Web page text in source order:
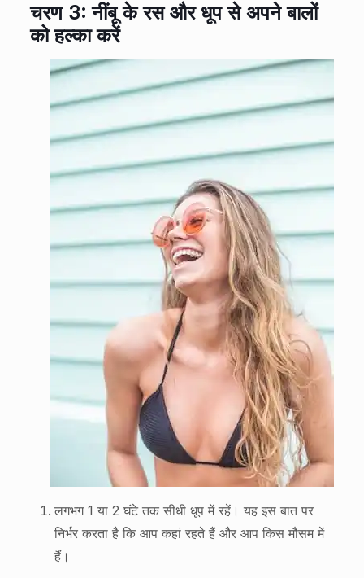
चरण 3: नींबू के रस और धूप से अपने बालों
को हल्का करें
लगभग 1 या 2 घंटे तक सीधी धूप में रहें। यह इस बात पर
निर्भर करता है कि आप कहां रहते हैं और आप किस मौसम में
हैं।